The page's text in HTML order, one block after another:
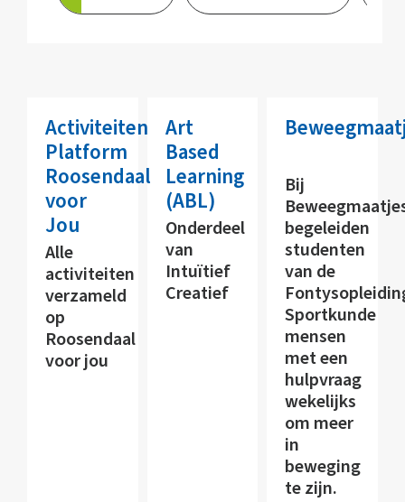
Activiteiten
Platform
Roosendaal
voor
Jou
Alle
activiteiten
verzameld
op
Roosendaal
voor jou
Art
Based
Learning
(ABL)
Onderdeel
van
Intuïtief
Creatief
Bij
begeleiden
studenten
van de
Sportkunde
mensen
met een
hulpvraag
wekelijks
om meer
in
beweging
te zijn.